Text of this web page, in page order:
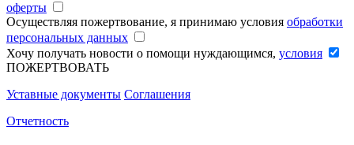
оферты
Осуществляя пожертвование, я принимаю условия обработки
персональных данных
Хочу получать новости о помощи нуждающимся, условия
ПОЖЕРТВОВАТЬ
Уставные документы Соглашения
Отчетность